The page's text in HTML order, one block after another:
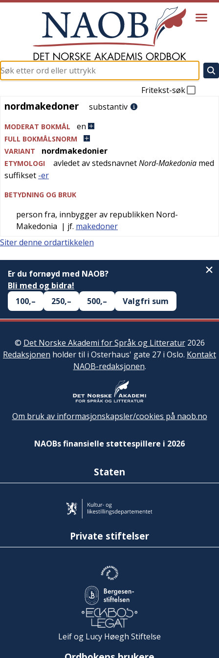
Fritekst-søk
nordmakedoner
nordmakedoner substantiv
MODERAT BOKMÅL en
FULL BOKMÅLSNORM
VARIANT
nordmakedonier
ETYMOLOGI avledet av stedsnavnetNord-Makedonia med
suffikset -er
BETYDNING OG BRUK
person fra, innbygger av republikken Nord-
Makedonia | jf. makedoner
Siter denne ordartikkelen
Er du fornøyd med NAOB?
Bli med og bidra!
100,–
250,– 500,– Valgfri sum
© Det Norske Akademi for Språk og Litteratur2026
Redaksjonen holder til i Osterhaus' gate 27 i Oslo. Kontakt
NAOB-redaksjonen.
Om bruk av informasjonskapsler/cookies på naob.no
NAOBs finansielle støttespillere i 2026
Staten
Private stiftelser
Leif og Lucy Høegh Stiftelse